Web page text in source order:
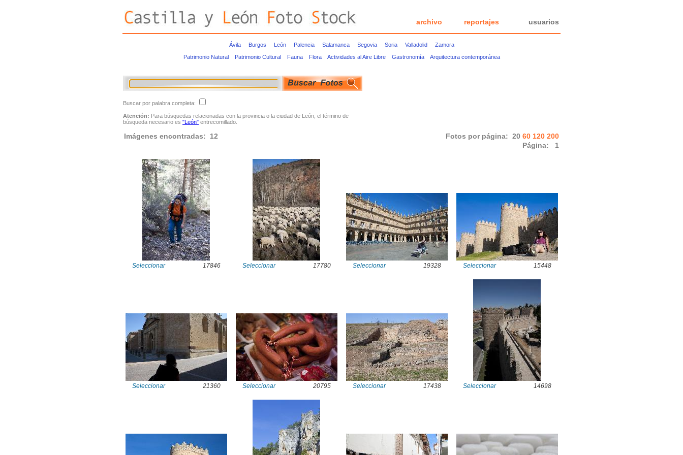
archivo reportajes usuarios
Ávila Burgos León Palencia Salamanca Segovia Soria Valladolid
Zamora
Patrimonio Natural
Patrimonio Cultural Fauna Flora Actividades al Aire Libre Gastronomía Arquitectura contemporánea
Buscar por palabra completa:
Atención: Para búsquedas relacionadas con la provincia o la ciudad de León, el término de
búsqueda necesario es "León" entrecomillado.
Imágenes encontradas: 12 Fotos por página: 20 60 120 200
Página:
1
Seleccionar 17846 Seleccionar 17780 Seleccionar 19328 Seleccionar 15448
Seleccionar 21360 Seleccionar 20795 Seleccionar 17438 Seleccionar 14698